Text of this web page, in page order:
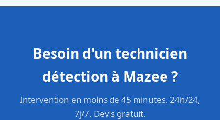
Besoin d'un technicien
détection à Mazee ?
Intervention en moins de 45 minutes, 24h/24,
7j/7. Devis gratuit.